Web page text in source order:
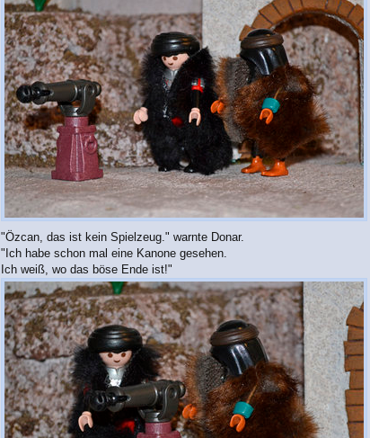
g
"Özcan, das ist kein Spielzeug." warnte Donar.
"Ich habe schon mal eine Kanone gesehen.
Ich weiß, wo das böse Ende ist!"